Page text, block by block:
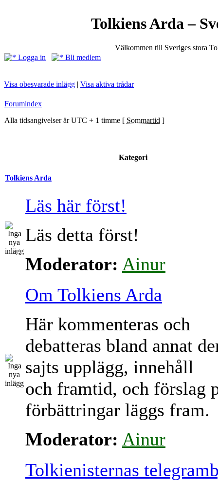
Tolkiens Arda –
Välkommen till Sveriges stora
Logga in
Bli medlem
Visa obesvarade inlägg | Visa aktiva trådar
Forumindex
Alla tidsangivelser är UTC + 1 timme [ Sommartid ]
Kategori
Tolkiens Arda
Läs här först!
Läs detta först!
Moderator: Ainur
Om Tolkiens Arda
Här kommenteras och
debatteras bland annat
sajts upplägg, innehåll
och framtid, och förslag
förbättringar läggs fram.
Moderator: Ainur
Tolkienisternas